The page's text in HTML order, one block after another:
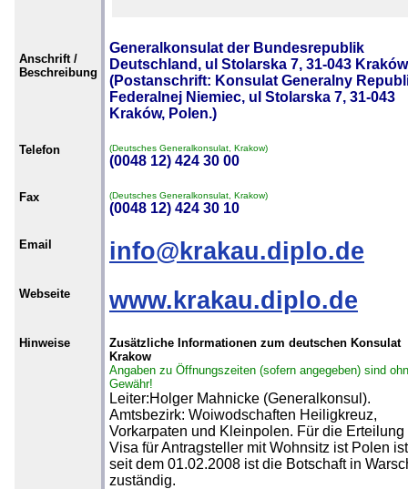
Anschrift /
Beschreibung
Generalkonsulat der Bundesrepublik
Deutschland, ul Stolarska 7, 31-043
(Postanschrift: Konsulat Generalny
Federalnej Niemiec, ul Stolarska 7, 31-043
Kraków, Polen.)
Telefon (Deutsches Generalkonsulat, Krakow)
(0048 12) 424 30 00
Fax (Deutsches Generalkonsulat, Krakow)
(0048 12) 424 30 10
Email info@krakau.diplo.de
Webseite www.krakau.diplo.de
Hinweise
Zusätzliche Informationen zum deutschen Konsulat
Krakow
Angaben zu Öffnungszeiten (sofern angegeben) sind
Gewähr!
Leiter:Holger Mahnicke (Generalkonsul).
Amtsbezirk: Woiwodschaften Heiligkreuz,
Vorkarpaten und Kleinpolen. Für die Erteilung
Visa für Antragsteller mit Wohnsitz ist Polen ist
seit dem 01.02.2008 ist die Botschaft in
zuständig.